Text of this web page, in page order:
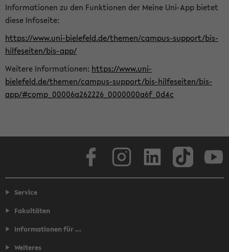
Informationen zu den Funktionen der Meine Uni-App bietet
diese Infoseite:
https://www.uni-bielefeld.de/themen/campus-support/bis-
hilfeseiten/bis-app/
Weitere Informationen: https://www.uni-
bielefeld.de/themen/campus-support/bis-hilfeseiten/bis-
app/#comp_00006a262226_0000000a6f_0d4c
Service
Fakultäten
Informationen für ...
Weiteres